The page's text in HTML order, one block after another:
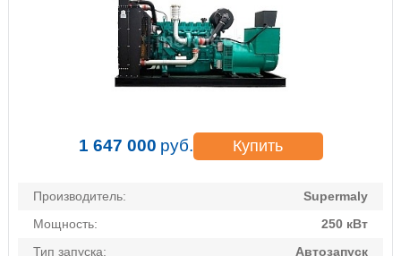
1 647 000 руб. Купить
Производитель:
Supermaly
Мощность:
250 кВт
Тип запуска:
Автозапуск